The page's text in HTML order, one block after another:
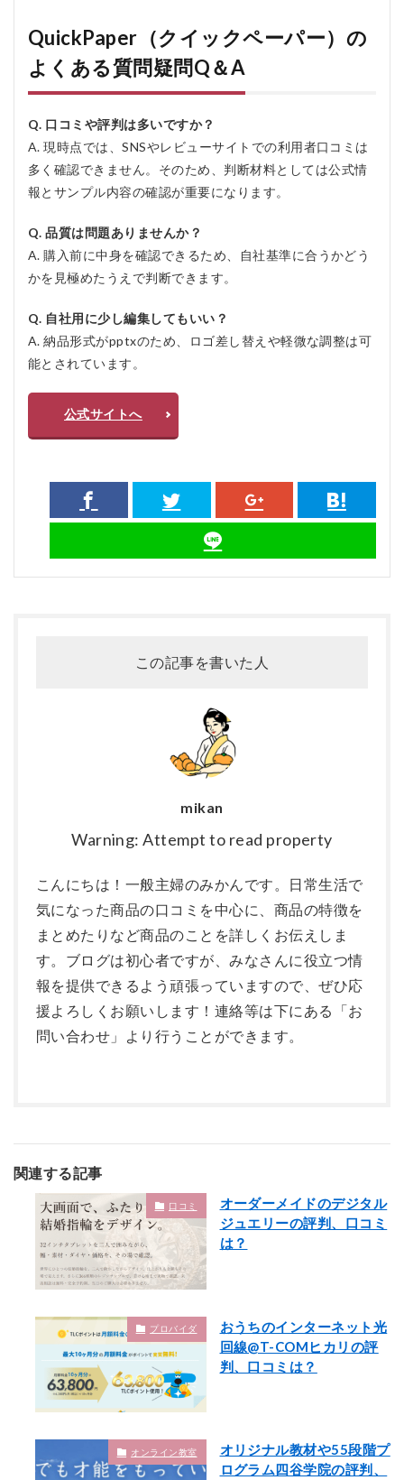
QuickPaper（クイックペーパー）の
よくある質問疑問Q＆A
Q. 口コミや評判は多いですか？
A. 現時点では、SNSやレビューサイトでの利用者口コミは
多く確認できません。そのため、判断材料としては公式情
報とサンプル内容の確認が重要になります。
Q. 品質は問題ありませんか？
A. 購入前に中身を確認できるため、自社基準に合うかどう
かを見極めたうえで判断できます。
Q. 自社用に少し編集してもいい？
A. 納品形式がpptxのため、ロゴ差し替えや軽微な調整は可
能とされています。
公式サイトへ
この記事を書いた人
mikan
Warning: Attempt to read property
こんにちは！一般主婦のみかんです。日常生活で
気になった商品の口コミを中心に、商品の特徴を
まとめたりなど商品のことを詳しくお伝えしま
す。ブログは初心者ですが、みなさんに役立つ情
報を提供できるよう頑張っていますので、ぜひ応
援よろしくお願いします！連絡等は下にある「お
問い合わせ」より行うことができます。
関連する記事
口コミ
オーダーメイドのデジタル
ジュエリーの評判、口コミ
は？
プロバイダ
おうちのインターネット光
回線@T-COMヒカリの評
判、口コミは？
オンライン教室
オリジナル教材や55段階プ
ログラム四谷学院の評判、